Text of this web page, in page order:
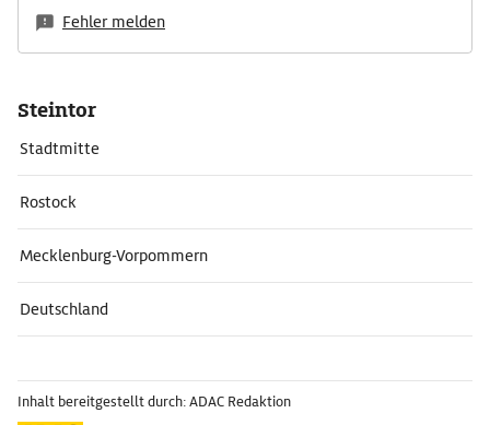
Fehler melden
Steintor
Stadtmitte
Rostock
Mecklenburg-Vorpommern
Deutschland
Inhalt bereitgestellt durch: ADAC Redaktion